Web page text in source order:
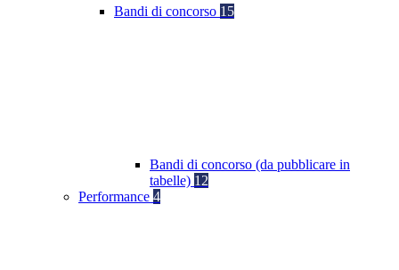
Bandi di concorso 15
Bandi di concorso (da pubblicare in
tabelle) 12
Performance 4